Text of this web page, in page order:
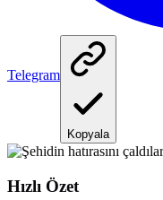
Telegram
Kopyala
Hızlı Özet